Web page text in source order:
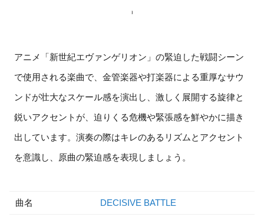
アニメ「新世紀エヴァンゲリオン」の緊迫した戦闘シーン
で使用される楽曲で、金管楽器や打楽器による重厚なサウ
ンドが壮大なスケール感を演出し、激しく展開する旋律と
鋭いアクセントが、迫りくる危機や緊張感を鮮やかに描き
出しています。演奏の際はキレのあるリズムとアクセント
を意識し、原曲の緊迫感を表現しましょう。
曲名 DECISIVE BATTLE